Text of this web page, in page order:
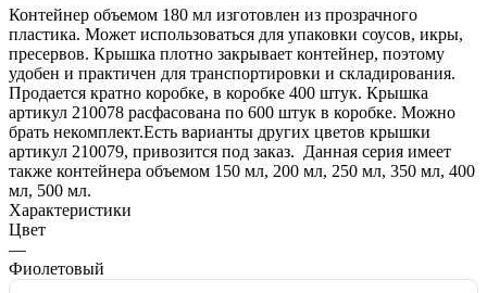
Контейнер объемом 180 мл изготовлен из прозрачного
пластика. Может использоваться для упаковки соусов, икры,
пресервов. Крышка плотно закрывает контейнер, поэтому
удобен и практичен для транспортировки и складирования.
Продается кратно коробке, в коробке 400 штук. Крышка
артикул 210078 расфасована по 600 штук в коробке. Можно
брать некомплект.Есть варианты других цветов крышки
артикул 210079, привозится под заказ. Данная серия имеет
также контейнера объемом 150 мл, 200 мл, 250 мл, 350 мл, 400
мл, 500 мл.
Характеристики
Цвет
—
Фиолетовый